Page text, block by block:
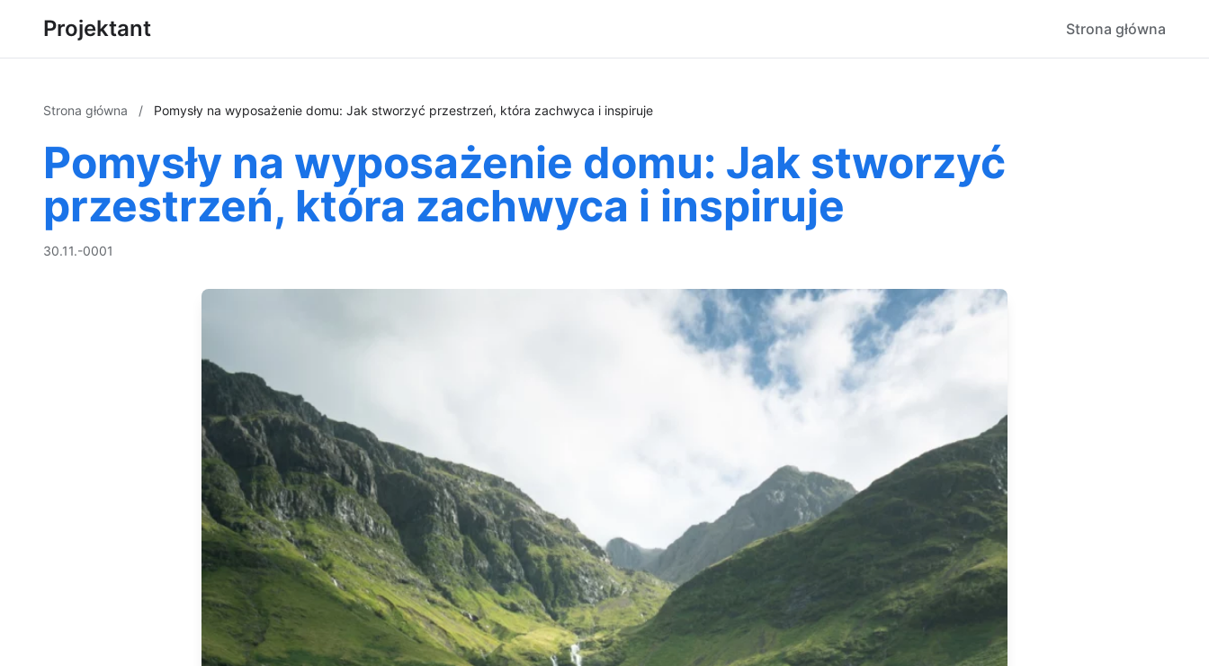
Projektant Strona główna
Strona główna / Pomysły na wyposażenie domu: Jak stworzyć przestrzeń, która zachwyca i inspiruje
Pomysły na wyposażenie domu: Jak stworzyć
przestrzeń, która zachwyca i inspiruje
30.11.-0001